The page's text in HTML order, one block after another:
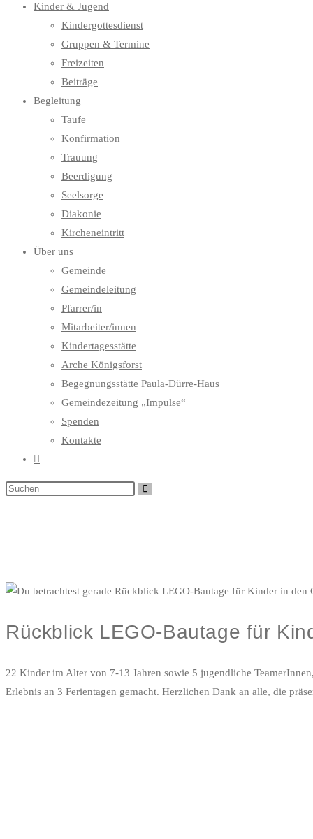
Kinder & Jugend
Kindergottesdienst
Gruppen & Termine
Freizeiten
Beiträge
Begleitung
Taufe
Konfirmation
Trauung
Beerdigung
Seelsorge
Diakonie
Kircheneintritt
Über uns
Gemeinde
Gemeindeleitung
Pfarrer/in
Mitarbeiter/innen
Kindertagesstätte
Arche Königsforst
Begegnungsstätte Paula-Dürre-Haus
Gemeindezeitung „Impulse“
Spenden
Kontakte
Website-
umschalten
Rückblick LEGO-Bautage für
22 Kinder im Alter von 7-13 Jahren sowie 5 jugendliche
Erlebnis an 3 Ferientagen gemacht. Herzlichen Dank an alle, die